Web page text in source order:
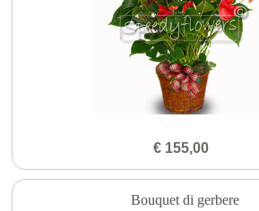
€ 155,00
Bouquet di gerbere